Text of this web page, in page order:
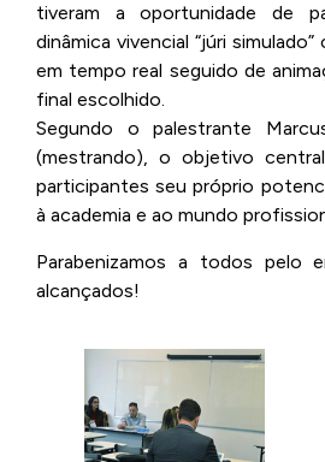
tiveram a oportunidade de
dinâmica vivencial “júri
em tempo real seguido de
final escolhido.
Segundo o palestrante
(mestrando), o objetivo
participantes seu próprio
à academia e ao mundo
Parabenizamos a todos pelo
alcançados!